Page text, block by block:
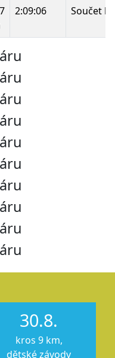
2:09:06 Součet
30.8.
kros 9 km,
dětské závody